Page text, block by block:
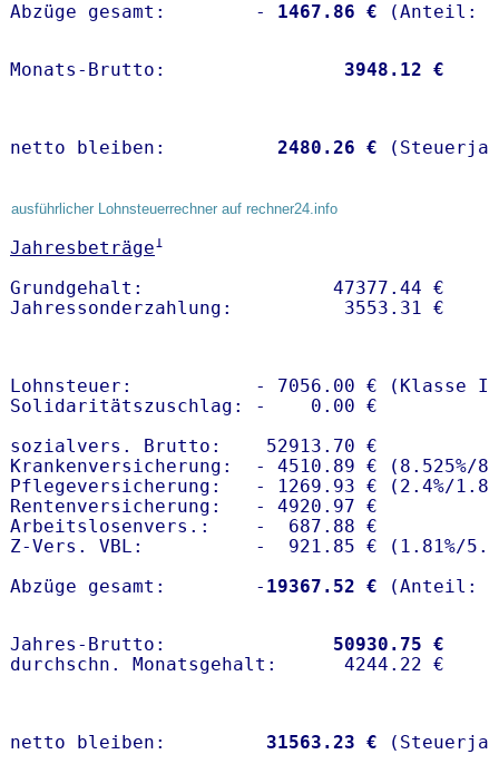
Abzüge gesamt:        -
1467.86 €
Monats-Brutto: 3948.12 €
netto bleiben: 2480.26 €
ausführlicher Lohnsteuerrechner auf rechner24.info
Jahresbeträge1
Grundgehalt:                 47377.44 €
Lohnsteuer:           - 7056.00 € (Klasse I)
Solidaritätszuschlag: -    0.00 €
sozialvers. Brutto:    52913.70 €
Krankenversicherung:  - 4510.89 € (8.525%/
Pflegeversicherung:   - 1269.93 € (2.4%/
Rentenversicherung:   - 4920.97 €
Arbeitslosenvers.:    -  687.88 €
Z-Vers. VBL:          -  921.85 € ( 1.81%/
Abzüge gesamt:        - 19367.52 €
Jahres-Brutto: 50930.75 €
netto bleiben: 31563.23 €